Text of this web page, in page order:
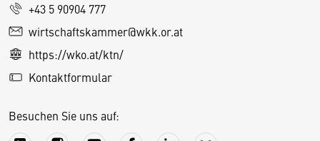
+43 5 90904 777
wirtschaftskammer@wkk.or.at
https://wko.at/ktn/
Kontaktformular
Besuchen Sie uns auf:
D
e
s
S